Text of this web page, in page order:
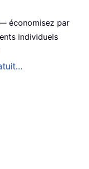
économisez par
individuels